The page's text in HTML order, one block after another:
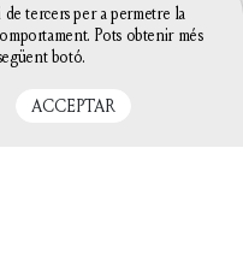
DE
tercers per a permetre la
Pots obtenir més
botó.
ACCEPTAR